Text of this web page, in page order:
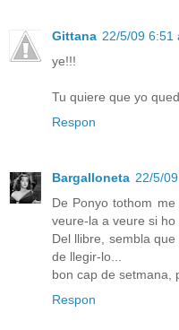
Gittana 22/5/09 6:51
ye!!!
Tu quiere que yo
Respon
Bargalloneta 22/5/
De Ponyo tothom
veure-la a veure si
Del llibre, sembla
de llegir-lo...
bon cap de setmana,
Respon